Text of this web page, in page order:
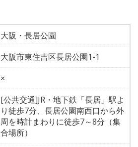
大阪・長居公園
大阪市東住吉区長居公園1-1
×
[公共交通]JR・地下鉄「長居」駅よ
り徒歩7分、長居公園南西口から外
周を時計まわりに徒歩7～8分（集
合場所）